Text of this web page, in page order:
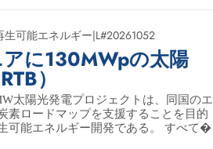
生可能エネルギー|L#20261052
に130MWpの太陽
）
太陽光発電プロジェクトは、同国のエ
素ロードマップを支援することを目的
可能エネルギー開発である。 すべて�